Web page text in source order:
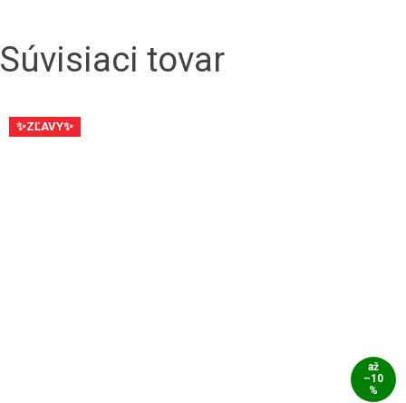
Súvisiaci tovar
✨ZĽAVY✨
až
–10
%